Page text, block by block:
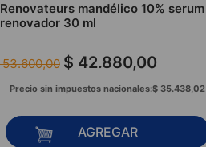
Renovateurs mandélico 10% serum
renovador 30 ml
53.600,00 $ 42.880,00
Precio sin impuestos nacionales:$ 35.438,02
AGREGAR